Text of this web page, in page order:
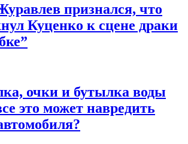
признался, что
Куценко к сцене драки
очки и бутылка воды
это может навредить